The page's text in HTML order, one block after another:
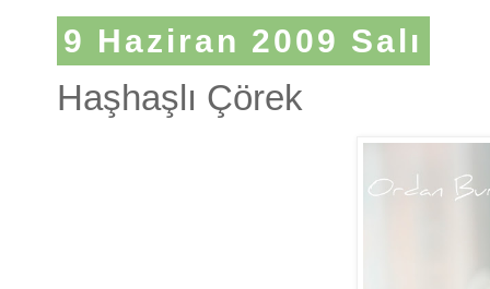
9 Haziran 2009 Salı
Haşhaşlı Çörek